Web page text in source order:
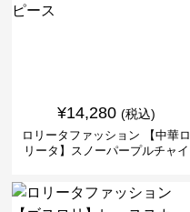
¥14,280 (税込)
ロリータファッション 【中華ロ
リータ】スノーパープルチャイ